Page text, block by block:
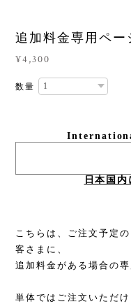
追加料金専用ペー
¥4,300
数量
日本国
こちらは、ご注文予定
客さまに、
追加料金がある場合の
単体ではご注文いただけ